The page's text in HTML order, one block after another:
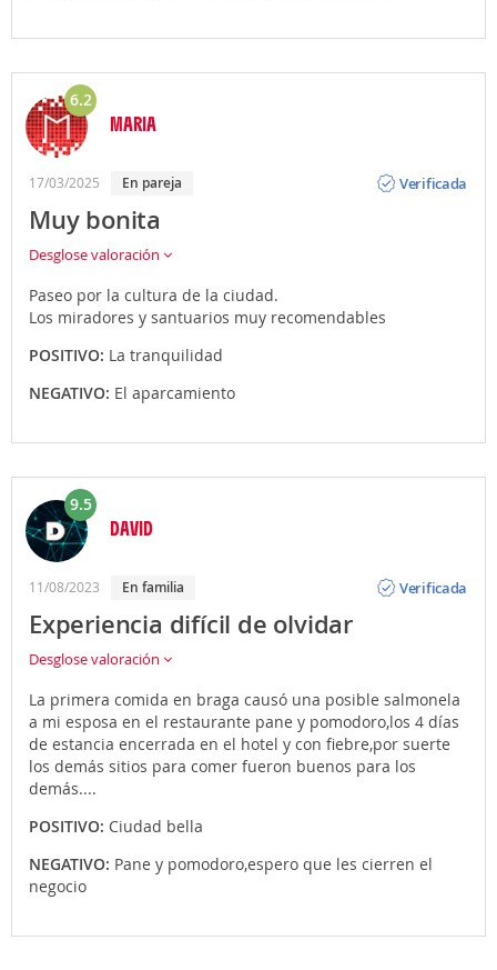
6.2
MARIA
17/03/2025 En pareja
Verificada
Muy bonita
Desglose valoración
Paseo por la cultura de la ciudad.
Los miradores y santuarios muy recomendables
POSITIVO: La tranquilidad
NEGATIVO: El aparcamiento
9.5
DAVID
11/08/2023 En familia
Verificada
Experiencia difícil de olvidar
Desglose valoración
La primera comida en braga causó una posible salmonela
a mi esposa en el restaurante pane y pomodoro,los 4 días
de estancia encerrada en el hotel y con fiebre,por suerte
los demás sitios para comer fueron buenos para los
demás....
POSITIVO: Ciudad bella
NEGATIVO: Pane y pomodoro,espero que les cierren el
negocio